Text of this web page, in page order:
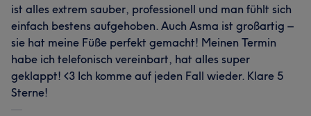
ist alles extrem sauber, professionell und man fühlt sich
einfach bestens aufgehoben. Auch Asma ist großartig –
sie hat meine Füße perfekt gemacht! Meinen Termin
habe ich telefonisch vereinbart, hat alles super
geklappt! <3 Ich komme auf jeden Fall wieder. Klare 5
Sterne!